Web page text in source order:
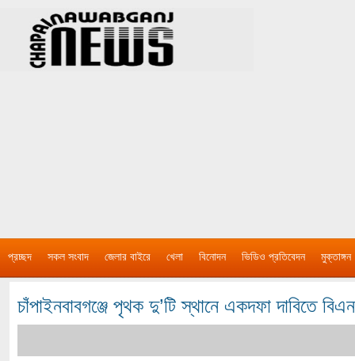
প্রচ্ছদ সকল সংবাদ জেলার বাইরে খেলা বিনোদন ভিডিও প্রতিবেদন মুক্তাঙ্গন
চাঁপাইনবাবগঞ্জে পৃথক দু’টি স্থানে একদফা দাবিতে